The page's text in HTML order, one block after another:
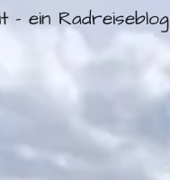
- ein Radreiseblog